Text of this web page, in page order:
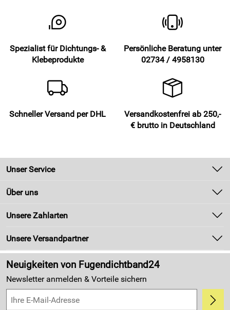
Spezialist für Dichtungs- &
Klebeprodukte
Persönliche Beratung unter
02734 / 4958130
Schneller Versand per DHL
Versandkostenfrei ab 250,-
€ brutto in Deutschland
Unser Service
Kontakt
Zahlung und Versand
Kundenlogin
Über uns
Unsere Bestseller
Neu
Made in Germany
Kundenbewertungen (4.405)
5,0/5*****
Unsere Zahlarten
Unsere Versandpartner
Neuigkeiten von Fugendichtband24
Newsletter anmelden & Vorteile sichern